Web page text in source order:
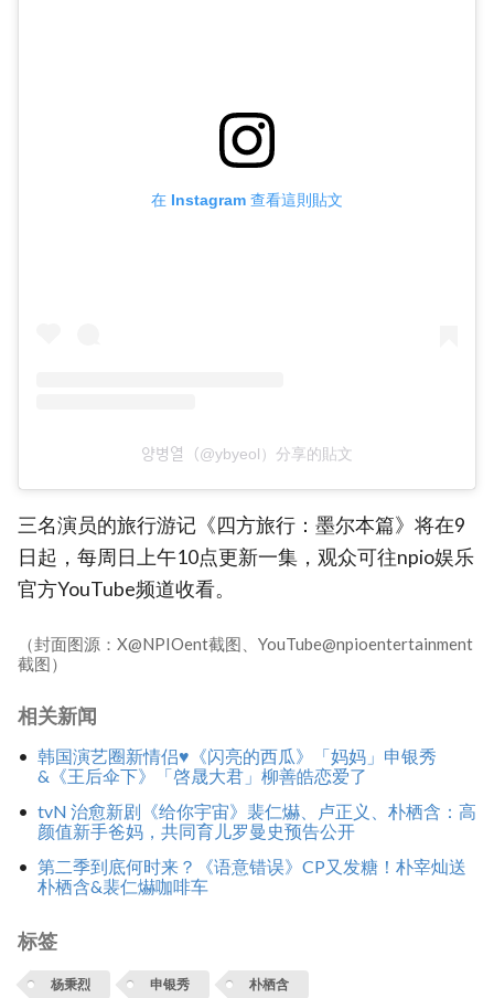
在 Instagram 查看這則貼文
양병열（@ybyeol）分享的貼文
三名演员的旅行游记《四方旅行：墨尔本篇》将在9
日起，每周日上午10点更新一集，观众可往npio娱乐
官方YouTube频道收看。
（封面图源：X@NPIOent截图、YouTube@npioentertainment
截图）
相关新闻
韩国演艺圈新情侣♥《闪亮的西瓜》「妈妈」申银秀
&《王后伞下》「啓晟大君」柳善皓恋爱了
tvN 治愈新剧《给你宇宙》裴仁爀、卢正义、朴栖含：高
颜值新手爸妈，共同育儿罗曼史预告公开
第二季到底何时来？《语意错误》CP又发糖！朴宰灿送
朴栖含&裴仁爀咖啡车
标签
杨秉烈 申银秀 朴栖含